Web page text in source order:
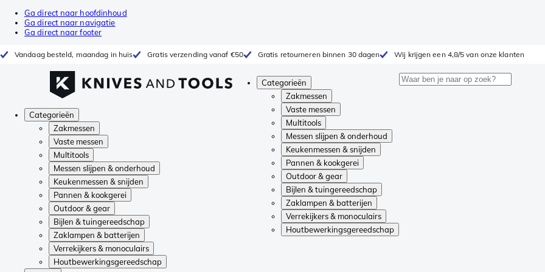
Ga direct naar hoofdinhoud
Ga direct naar navigatie
Ga direct naar footer
Vandaag besteld, maandag in huis Gratis verzending vanaf €50 Gratis retourneren binnen 30 dagen Wij krijgen een 4,8/5 van onze klanten
Categorieën
Zakmessen
Vaste messen
Multitools
Messen slijpen & onderhoud
Keukenmessen & snijden
Pannen & kookgerei
Outdoor & gear
Bijlen & tuingereedschap
Zaklampen & batterijen
Verrekijkers & monoculairs
Houtbewerkingsgereedschap
Categorieën
Zakmessen
Vaste messen
Multitools
Messen slijpen & onderhoud
Keukenmessen & snijden
Pannen & kookgerei
Outdoor & gear
Bijlen & tuingereedschap
Zaklampen & batterijen
Verrekijkers & monoculairs
Houtbewerkingsgereedschap